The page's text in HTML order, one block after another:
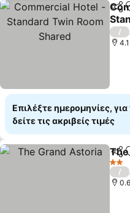
/
Επιλέξτε ημερομηνίες, για
δείτε τις ακριβείς τιμές
2
/